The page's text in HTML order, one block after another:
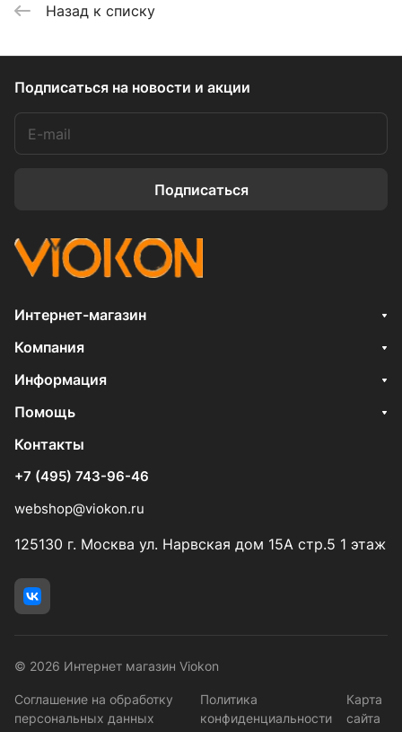
Назад к списку
Подписаться на новости и акции
Подписаться
Интернет-магазин
Компания
Информация
Помощь
Контакты
+7 (495) 743-96-46
webshop@viokon.ru
125130 г. Москва ул. Нарвская дом 15А стр.5 1 этаж
© 2026 Интернет магазин Viokon
Соглашение на обработку
персональных данных
Политика
конфиденциальности
Карта
сайта